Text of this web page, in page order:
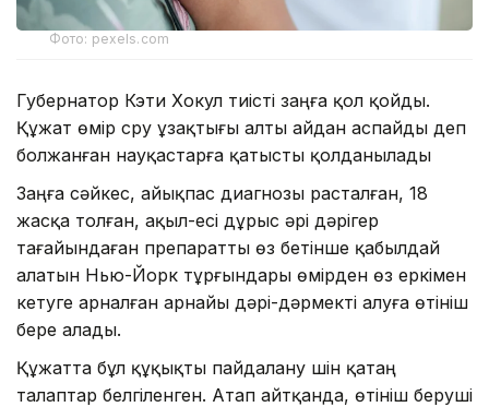
Фото: pexels.com
Губернатор Кэти Хокул тиісті заңға қол қойды.
Құжат өмір сүру ұзақтығы алты айдан аспайды деп
болжанған науқастарға қатысты қолданылады
Заңға сәйкес, айықпас диагнозы расталған, 18
жасқа толған, ақыл-есі дұрыс әрі дәрігер
тағайындаған препаратты өз бетінше қабылдай
алатын Нью-Йорк тұрғындары өмірден өз еркімен
кетуге арналған арнайы дәрі-дәрмекті алуға өтініш
бере алады.
Құжатта бұл құқықты пайдалану үшін қатаң
талаптар белгіленген. Атап айтқанда, өтініш беруші